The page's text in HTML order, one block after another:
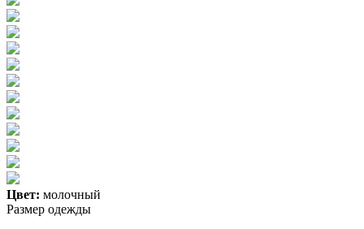
Цвет: молочный
Размер одежды